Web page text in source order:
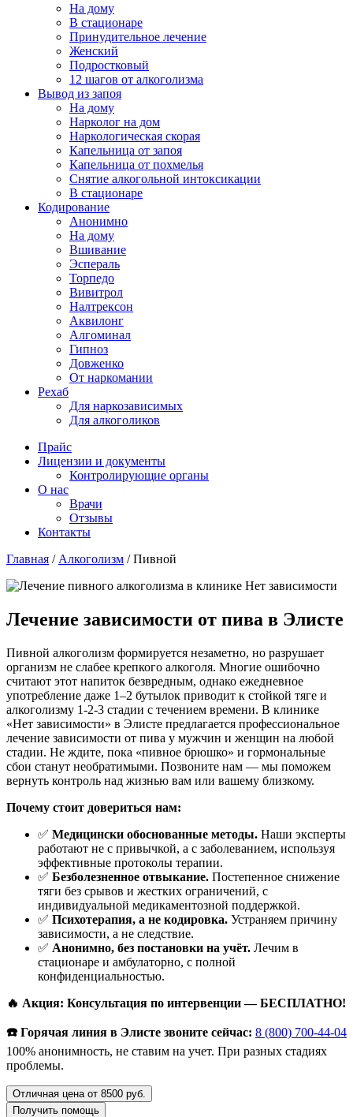
На дому
В стационаре
Принудительное лечение
Женский
Подростковый
12 шагов от алкоголизма
Вывод из запоя
На дому
Нарколог на дом
Наркологическая скорая
Капельница от запоя
Капельница от похмелья
Снятие алкогольной интоксикации
В стационаре
Кодирование
Анонимно
На дому
Вшивание
Эспераль
Торпедо
Вивитрол
Налтрексон
Аквилонг
Алгоминал
Гипноз
Довженко
От наркомании
Рехаб
Для наркозависимых
Для алкоголиков
Прайс
Лицензии и документы
Контролирующие органы
О нас
Врачи
Отзывы
Контакты
Главная / Алкоголизм /Пивной
Лечение зависимости от пива в Элисте
Пивной алкоголизм формируется незаметно, но разрушает
организм не слабее крепкого алкоголя. Многие ошибочно
считают этот напиток безвредным, однако ежедневное
употребление даже 1–2 бутылок приводит к стойкой тяге и
алкоголизму 1-2-3 стадии с течением времени. В клинике
«Нет зависимости» в Элисте предлагается профессиональное
лечение зависимости от пива у мужчин и женщин на любой
стадии. Не ждите, пока «пивное брюшко» и гормональные
сбои станут необратимыми. Позвоните нам — мы поможем
вернуть контроль над жизнью вам или вашему близкому.
Почему стоит довериться нам:
✅ Медицински обоснованные методы. Наши эксперты
работают не с привычкой, а с заболеванием, используя
эффективные протоколы терапии.
✅ Безболезненное отвыкание. Постепенное снижение
тяги без срывов и жестких ограничений, с
индивидуальной медикаментозной поддержкой.
✅ Психотерапия, а не кодировка. Устраняем причину
зависимости, а не следствие.
✅ Анонимно, без постановки на учёт. Лечим в
стационаре и амбулаторно, с полной
конфиденциальностью.
🔥 Акция: Консультация по интервенции — БЕСПЛАТНО!
☎️ Горячая линия в Элисте звоните сейчас: 8 (800) 700-44-04
100% анонимность, не ставим на учет. При разных стадиях
проблемы.
Отличная цена от 8500 руб.
Получить помощь